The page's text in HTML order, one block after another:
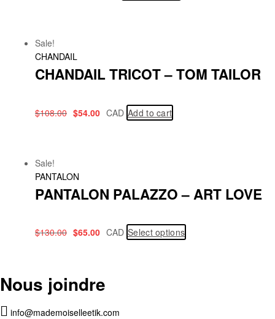
Sale!
CHANDAIL
CHANDAIL TRICOT – TOM TAILOR
$108.00 $54.00 CAD Add to cart
Sale!
PANTALON
PANTALON PALAZZO – ART LOVE
$130.00 $65.00 CAD Select options
Nous joindre
info@mademoiselleetik.com